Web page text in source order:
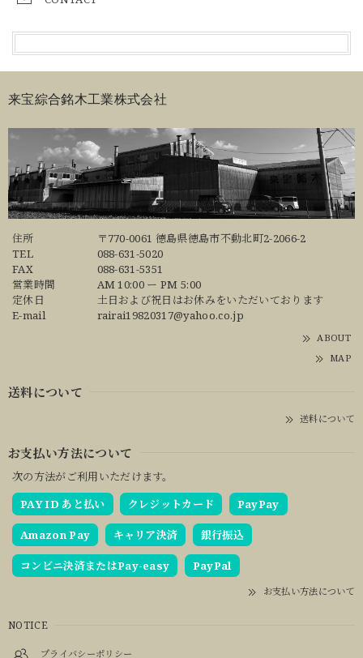
来宝綜合銘木工業株式会社
住所
〒770-0061 徳島県徳島市不動北町2-2066-2
TEL
088-631-5020
FAX
088-631-5351
営業時間
AM 10:00 ー PM 5:00
定休日
土日および祝日はお休みをいただいております
E-mail
rairai19820317@yahoo.co.jp
ABOUT
MAP
送料について
送料について
お支払い方法について
次の方法がご利用いただけます。
PAY ID あと払い
クレジットカード PayPay
Amazon Pay キャリア決済 銀行振込
コンビニ決済またはPay-easy PayPal
お支払い方法について
NOTICE
プライバシーポリシー